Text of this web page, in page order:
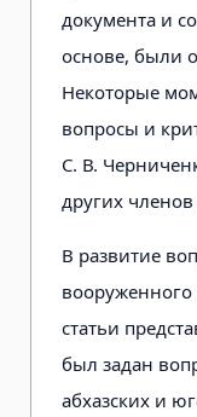
документа и
основе, были
Некоторые
вопросы и
С. В.
других
В развитие
статьи
был задан
абхазских и